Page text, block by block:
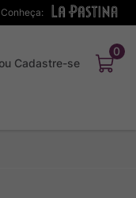
Conheça:
0